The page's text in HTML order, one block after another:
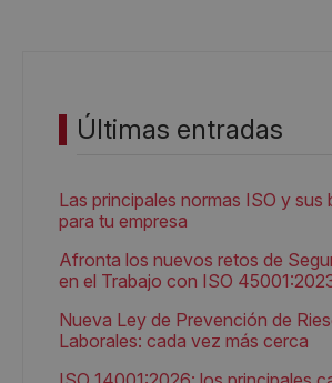
Últimas entradas
Las principales normas ISO y sus
para tu empresa
Afronta los nuevos retos de
en el Trabajo con ISO
Nueva Ley de Prevención de
Laborales: cada vez más cerca